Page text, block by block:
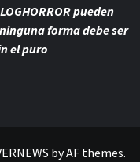
pueden
forma debe ser
el puro
by AF themes.